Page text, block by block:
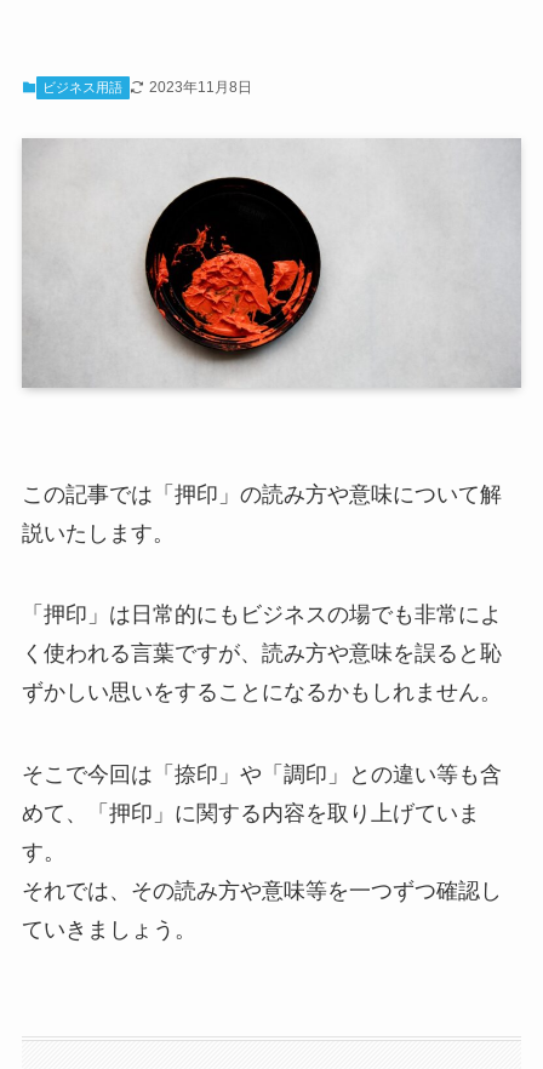
ビジネス用語 2023年11月8日
この記事では「押印」の読み方や意味について解
説いたします。
「押印」は日常的にもビジネスの場でも非常によ
く使われる言葉ですが、読み方や意味を誤ると恥
ずかしい思いをすることになるかもしれません。
そこで今回は「捺印」や「調印」との違い等も含
めて、「押印」に関する内容を取り上げていま
す。
それでは、その読み方や意味等を一つずつ確認し
ていきましょう。